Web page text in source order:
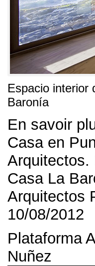
Espacio interior
Baronía
En savoir
Casa en
Arquitectos.
Casa La
Arquitectos
10/08/2012
Plataforma
Nuñez